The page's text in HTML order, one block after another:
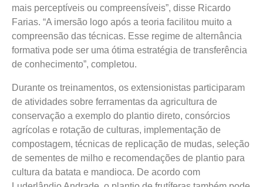
mais perceptíveis ou compreensíveis”, disse Ricardo
Farias. “A imersão logo após a teoria facilitou muito a
compreensão das técnicas. Esse regime de alternância
formativa pode ser uma ótima estratégia de transferência
de conhecimento”, completou.
Durante os treinamentos, os extensionistas participaram
de atividades sobre ferramentas da agricultura de
conservação a exemplo do plantio direto, consórcios
agrícolas e rotação de culturas, implementação de
compostagem, técnicas de replicação de mudas, seleção
de sementes de milho e recomendações de plantio para
cultura da batata e mandioca. De acordo com